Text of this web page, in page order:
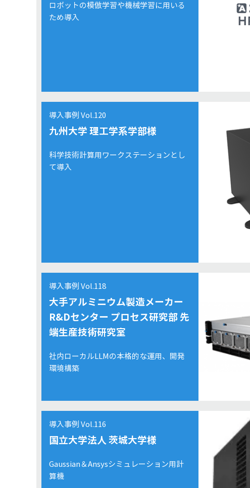
ロボットの模倣学習や機械学習に用いる
ため導入
導入事例 Vol.120
九州大学 理工学系学部様
科学技術計算用ワークステーションとし
て導入
導入事例 Vol.118
大手アルミニウム製造メーカー
R&Dセンター プロセス研究部 先
端生産技術研究室
社内ローカルLLMの本格的な運用、開発
環境構築
導入事例 Vol.116
国立大学法人 茨城大学様
Gaussian＆Ansysシミュレーション用計
算機